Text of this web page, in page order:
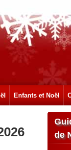
Enfants et Noël
de